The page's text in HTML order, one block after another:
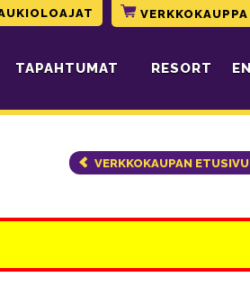
VERKKOKAUPPA
TAPAHTUMAT RESORT EN
VERKKOKAUPAN ETUSIVU